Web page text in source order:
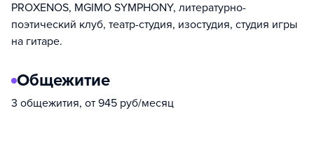
PROXENOS, MGIMO SYMPHONY, литературно-
поэтический клуб, театр-студия, изостудия, студия игры
на гитаре.
Общежитие
3 общежития, от 945 руб/месяц